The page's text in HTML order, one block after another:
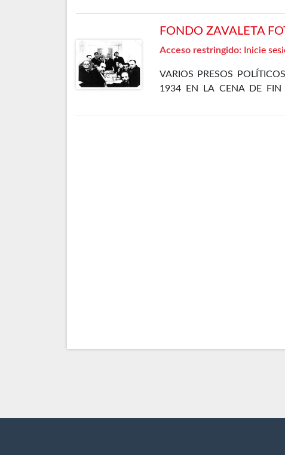
FONDO ZAVALETA
Acceso restringido: Inicie
VARIOS PRESOS
1934 EN LA CENA DE FIN